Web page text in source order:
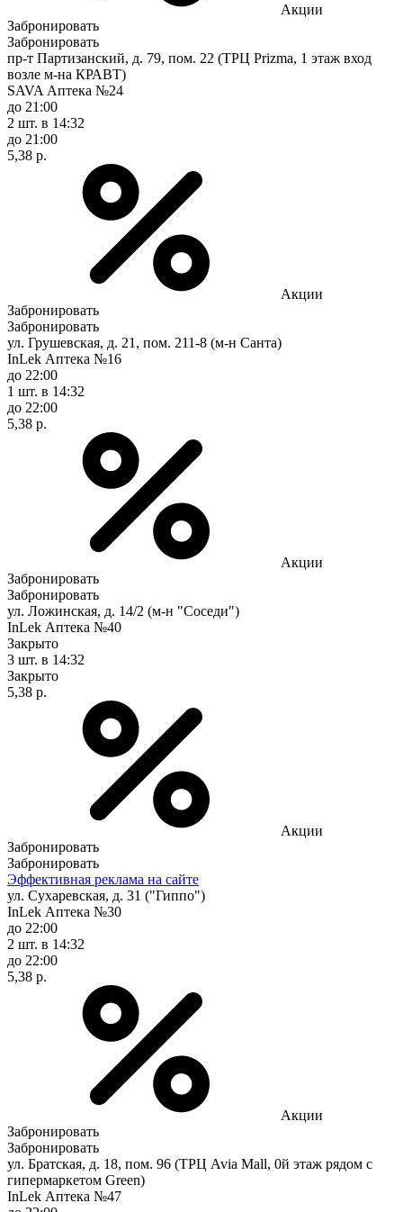
Акции
Забронировать
Забронировать
пр-т Партизанский, д. 79, пом. 22 (ТРЦ Prizma, 1 этаж вход
возле м-на КРАВТ)
SAVA Аптека №24
до 21:00
2 шт. в 14:32
до 21:00
5,38 р.
Акции
Забронировать
Забронировать
ул. Грушевская, д. 21, пом. 211-8 (м-н Санта)
InLek Аптека №16
до 22:00
1 шт. в 14:32
до 22:00
5,38 р.
Акции
Забронировать
Забронировать
ул. Ложинская, д. 14/2 (м-н "Соседи")
InLek Аптека №40
Закрыто
3 шт. в 14:32
Закрыто
5,38 р.
Акции
Забронировать
Забронировать
Эффективная реклама на сайте
ул. Сухаревская, д. 31 ("Гиппо")
InLek Аптека №30
до 22:00
2 шт. в 14:32
до 22:00
5,38 р.
Акции
Забронировать
Забронировать
ул. Братская, д. 18, пом. 96 (ТРЦ Avia Mall, 0й этаж рядом с
гипермаркетом Green)
InLek Аптека №47